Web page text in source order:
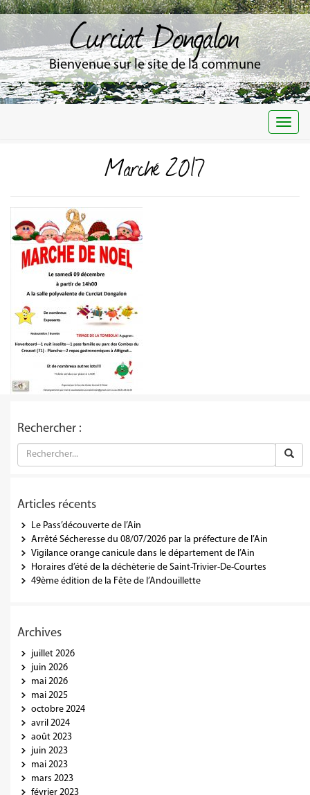
Curciat Dongalon
Bienvenue sur le site de la commune
Marché 2017
Rechercher :
Articles récents
Le Pass’découverte de l’Ain
Arrêté Sécheresse du 08/07/2026 par la préfecture de l’Ain
Vigilance orange canicule dans le département de l’Ain
Horaires d’été de la déchèterie de Saint-Trivier-De-Courtes
49ème édition de la Fête de l’Andouillette
Archives
juillet 2026
juin 2026
mai 2026
mai 2025
octobre 2024
avril 2024
août 2023
juin 2023
mai 2023
mars 2023
février 2023